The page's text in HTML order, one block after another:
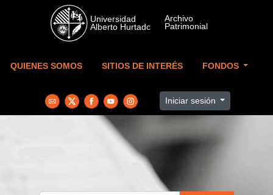
Skip to main content
QUIENES SOMOS SITIOS DE INTERÉS FONDOS
Iniciar sesión